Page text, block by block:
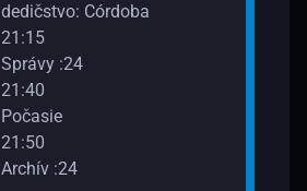
dedičstvo: Córdoba
21:15
Správy :24
21:40
Počasie
21:50
Archív :24